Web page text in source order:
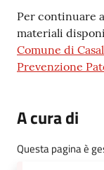
Per continuare
materiali
Comune di
Prevenzione
A cura di
Questa pagina è